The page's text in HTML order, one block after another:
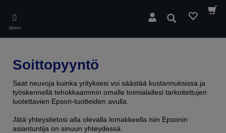
main
content
Valikko
Hae
Soittopyyntö
Saat neuvoja kuinka yrityksesi voi säästää kustannuksissa ja
työskennellä tehokkaammin omalle toimialallesi tarkoitettujen
luotettavien Epson-tuotteiden avulla.
Jätä yhteystietosi alla olevalla lomakkeella niin Epsonin
asiantuntija on sinuun yhteydessä.